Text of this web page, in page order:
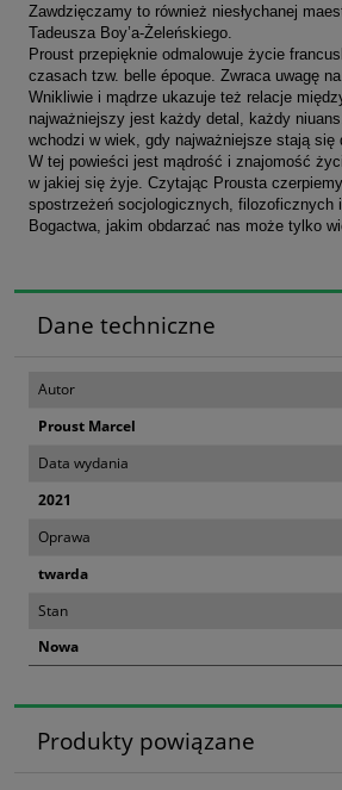
Zawdzięczamy to również niesłychanej
Tadeusza Boy’a-Żeleńskiego.
Proust przepięknie odmalowuje życie
czasach tzw. belle époque. Zwraca uwagę
Wnikliwie i mądrze ukazuje też relacje
najważniejszy jest każdy detal, każdy
wchodzi w wiek, gdy najważniejsze stają się
W tej powieści jest mądrość i znajomość
w jakiej się żyje. Czytając Prousta
spostrzeżeń socjologicznych, filozoficznych
Bogactwa, jakim obdarzać nas może tylko
Dane techniczne
Autor
Proust Marcel
Data wydania
2021
Oprawa
twarda
Stan
Nowa
Produkty powiązane